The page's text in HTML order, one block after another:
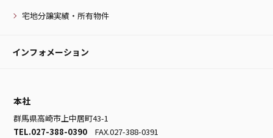
宅地分譲実績・所有物件
インフォメーション
本社
群馬県高崎市上中居町43-1
TEL.027-388-0390 FAX.027-388-0391